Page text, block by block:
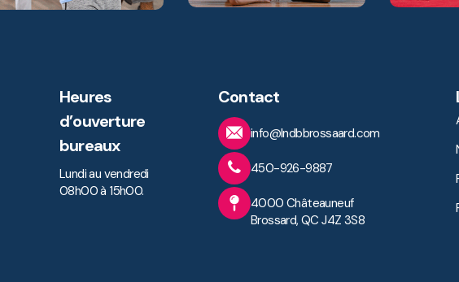
Heures
d’ouverture
bureaux
Lundi au vendredi
08h00 à 15h00.
Contact
info@lndbbrossaard.com
450-926-9887
4000 Châteauneuf
Brossard, QC J4Z 3S8